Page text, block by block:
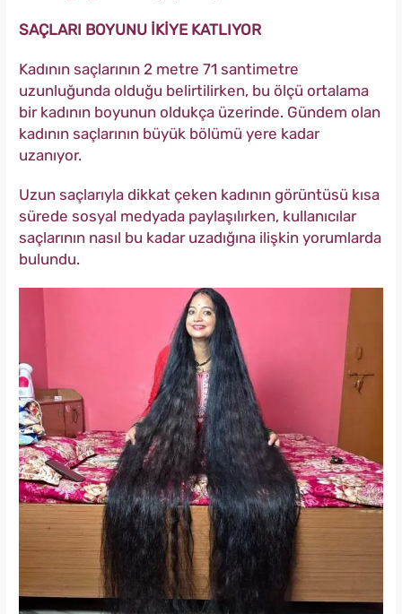
SAÇLARI BOYUNU İKİYE KATLIYOR
Kadının saçlarının 2 metre 71 santimetre
uzunluğunda olduğu belirtilirken, bu ölçü ortalama
bir kadının boyunun oldukça üzerinde. Gündem olan
kadının saçlarının büyük bölümü yere kadar
uzanıyor.
Uzun saçlarıyla dikkat çeken kadının görüntüsü kısa
sürede sosyal medyada paylaşılırken, kullanıcılar
saçlarının nasıl bu kadar uzadığına ilişkin yorumlarda
bulundu.